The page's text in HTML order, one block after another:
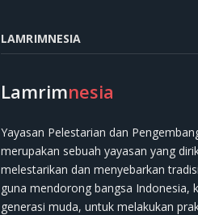
LAMRIMNESIA
Lamrimnesia
Yayasan Pelestarian dan
merupakan sebuah yayasan yang
melestarikan dan menyebarkan
guna mendorong bangsa Indonesia,
generasi muda, untuk melakukan